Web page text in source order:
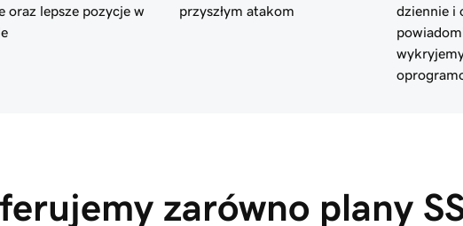
oraz lepsze pozycje w
przyszłym atakom
dziennie i
zarówno plany